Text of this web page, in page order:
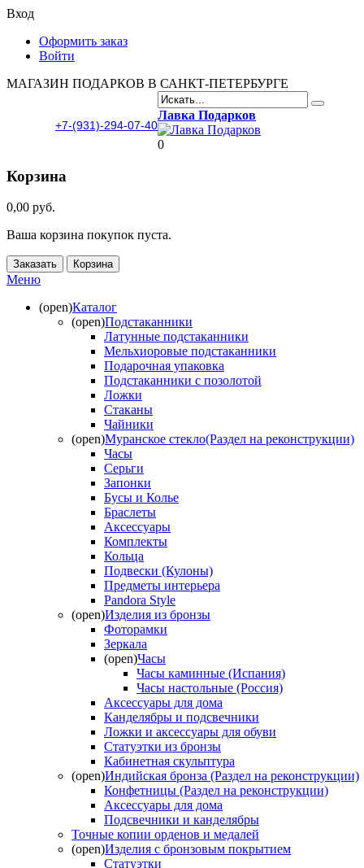
Вход
Оформить заказ
Войти
МАГАЗИН ПОДАРКОВ В САНКТ-ПЕТЕРБУРГЕ
+7-(931)-294-07-40
Лавка Подарков
0
Корзина
0,00 руб.
Ваша корзина покупок пуста.
Заказать Корзина
Меню
(open)Каталог
(open)Подстаканники
Латунные подстаканники
Мельхиоровые подстаканники
Подарочная упаковка
Подстаканники с позолотой
Ложки
Стаканы
Чайники
(open)Муранское стекло(Раздел на реконструкции)
Часы
Серьги
Запонки
Бусы и Колье
Браслеты
Аксессуары
Комплекты
Кольца
Подвески (Кулоны)
Предметы интерьера
Pandora Style
(open)Изделия из бронзы
Фоторамки
Зеркала
(open)Часы
Часы каминные (Испания)
Часы настольные (Россия)
Аксессуары для дома
Канделябры и подсвечники
Ложки и аксессуары для обуви
Статуэтки из бронзы
Кабинетная скульптура
(open)Индийская бронза (Раздел на реконструкции)
Конфетницы (Раздел на реконструкции)
Аксессуары для дома
Подсвечники и канделябры
Точные копии орденов и медалей
(open)Изделия с бронзовым покрытием
Статуэтки